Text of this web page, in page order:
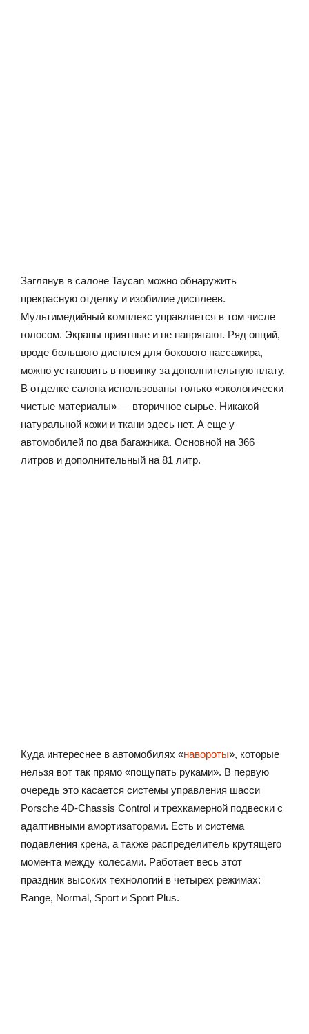
Заглянув в салоне Taycan можно обнаружить
прекрасную отделку и изобилие дисплеев.
Мультимедийный комплекс управляется в том числе
голосом. Экраны приятные и не напрягают. Ряд опций,
вроде большого дисплея для бокового пассажира,
можно установить в новинку за дополнительную плату.
В отделке салона использованы только «экологически
чистые материалы» — вторичное сырье. Никакой
натуральной кожи и ткани здесь нет. А еще у
автомобилей по два багажника. Основной на 366
литров и дополнительный на 81 литр.
Куда интереснее в автомобилях «навороты», которые
нельзя вот так прямо «пощупать руками». В первую
очередь это касается системы управления шасси
Porsche 4D-Chassis Control и трехкамерной подвески с
адаптивными амортизаторами. Есть и система
подавления крена, а также распределитель крутящего
момента между колесами. Работает весь этот
праздник высоких технологий в четырех режимах:
Range, Normal, Sport и Sport Plus.